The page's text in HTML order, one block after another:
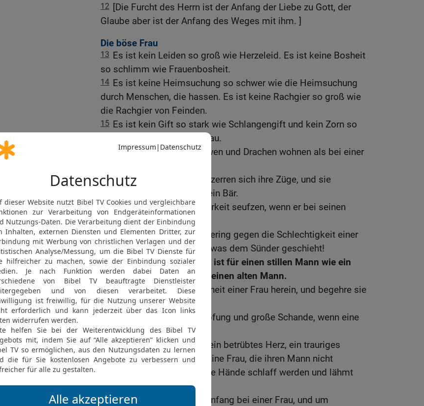
12 [Die Furcht des Herrn ist der Anfang der Liebe zu Gott, der
Glaube aber ist der Anfang des Weges mit ihm. ]
Die böse Frau
13 Es ist kein Leiden so groß wie Herzeleid. Es ist keine Bosheit
so schlimm wie Frauenbosheit.
14 Es ist keine Heimsuchung so schwer wie die Heimsuchung
durch Menschen, die hassen. Es ist keine Rachgier so groß wie
die Rachgier von Feinden.
15 Es ist kein Gift so stark wie Schlangengift und kein Zorn so
bitter wie der Zorn einer Frau.
Ich wollte lieber bei Löwen und Drachen wohnen als bei einer
17 Wenn sie böse wird, verzerren sich ihre Züge, und sie
verfinstert ihr Gesicht wie ein Bär.
18 Ihr Mann muss vor Bitterkeit seufzen, wenn er bei seinen
Freunden sitzt.
19 Alle Schlechtigkeit ist gering gegen die Schlechtigkeit einer
Frau; es geschehe ihr das, was dem Sünder geschieht!
20 Eine schwatzhafte Frau ist für einen stillen Mann wie ein
sandiger Weg bergauf für einen alten Mann.
21 Fall nicht auf die Schönheit einer Frau herein, und begehre sie
nicht!
22
Es gibt Streit, Beschimpfung und große Schande, wenn eine
Frau ihren Mann ernährt.
23 Eine böse Frau schafft ein betrübtes Herz, ein trauriges
Angesicht und Herzeleid. Eine Frau, die ihren Mann nicht
glücklich macht, lässt seine Hände schlaff werden und lähmt
seine Knie.
24 Die Sünde nahm ihren Anfang bei einer Frau, und um